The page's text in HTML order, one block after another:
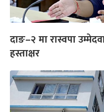
दाङ–२ मा रास्वपा
हस्ताक्षर